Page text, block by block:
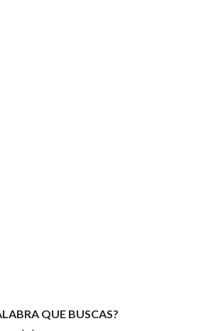
vixente en materia de
Carácter Persoal, a Real Academia
usuarios que faciliten o seu correo
outra información de carácter
serán obxecto de tratamento
confidencial e incorporados aos seus
mesmo, os usuarios poderán exercer o
oposición e cancelación dos
en contacto connosco.
condicións da política de
aparece na imaxe:
QUE BUSCAS?